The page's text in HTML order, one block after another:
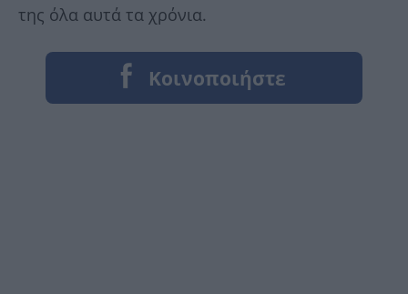
της όλα αυτά τα χρόνια.